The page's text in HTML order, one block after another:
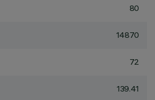
80
14870
72
139.41